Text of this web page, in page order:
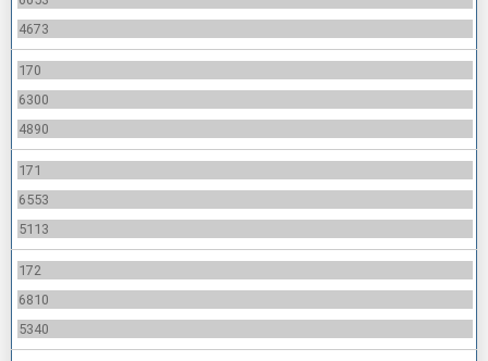
4673
170
6300
4890
171
6553
5113
172
6810
5340